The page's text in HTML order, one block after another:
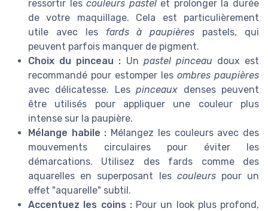
ressortir lescouleurs pastelet prolonger la durée
de votre maquillage. Cela est particulièrement
utile avec les fards à paupières pastels, qui
peuvent parfois manquer de pigment.
Choix du pinceau : Un pastel pinceau doux est
recommandé pour estomper les ombres paupières
avec délicatesse. Lespinceaux denses peuvent
être utilisés pour appliquer une couleur plus
intense sur la paupière.
Mélange habile : Mélangez les couleurs avec des
mouvements circulaires pour éviter les
démarcations. Utilisez des fards comme des
aquarelles en superposant les couleurspour un
effet "aquarelle" subtil.
Accentuez les coins :Pour un look plus profond,